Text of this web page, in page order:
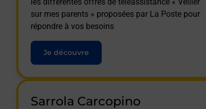
sur mes parents » proposées par La Poste pour
répondre à vos besoins
Je découvre
Sarrola Carcopino